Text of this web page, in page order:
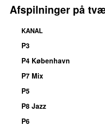
Afspilninger på
KANAL
P3
P4 København
P7 Mix
P5
P8 Jazz
P6